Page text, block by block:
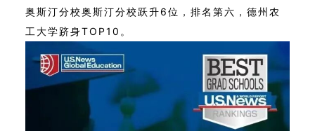
奥斯汀分校奥斯汀分校跃升6位，排名第六，德州农
工大学跻身TOP10。